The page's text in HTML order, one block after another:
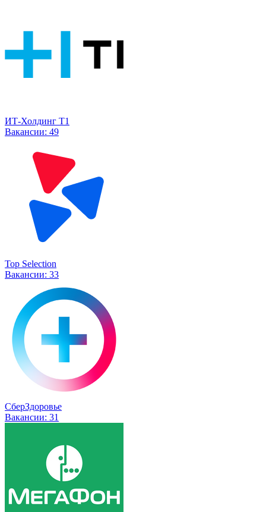
ИТ-Холдинг Т1
Вакансии: 49
Top Selection
Вакансии: 33
СберЗдоровье
Вакансии: 31